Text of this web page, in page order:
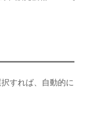
すれば、自動的に